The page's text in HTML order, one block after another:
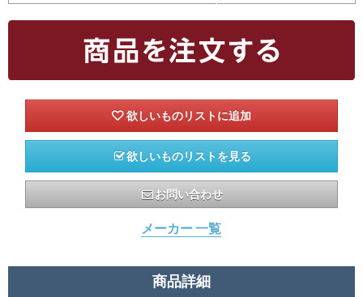
欲しいものリストを見る
お問い合わせ
メーカー 一覧
商品詳細